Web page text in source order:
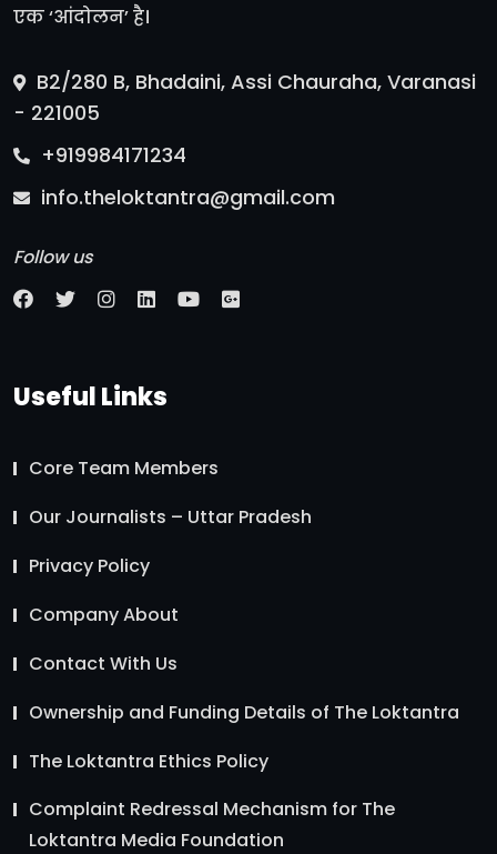
एक ‘आंदोलन’ है।
B2/280 B, Bhadaini, Assi Chauraha, Varanasi
- 221005
+919984171234
info.theloktantra@gmail.com
Follow us
Useful Links
Core Team Members
Our Journalists – Uttar Pradesh
Privacy Policy
Company About
Contact With Us
Ownership and Funding Details of The Loktantra
The Loktantra Ethics Policy
Complaint Redressal Mechanism for The
Loktantra Media Foundation